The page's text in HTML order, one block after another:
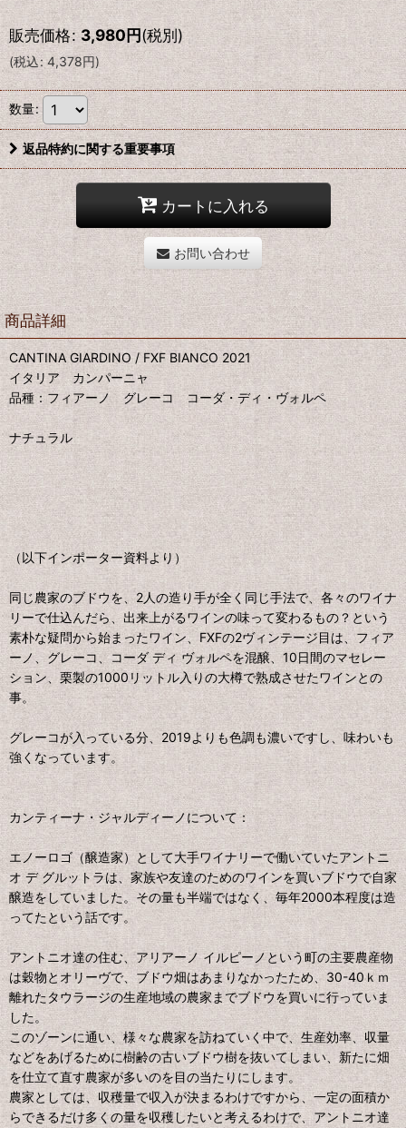
販売価格: 3,980円(税別)
(税込: 4,378円)
数量:
返品特約に関する重要事項
カートに入れる
お問い合わせ
商品詳細
CANTINA GIARDINO / FXF BIANCO 2021
イタリア カンパーニャ
品種：フィアーノ グレーコ コーダ・ディ・ヴォルペ
ナチュラル
（以下インポーター資料より）
同じ農家のブドウを、2人の造り手が全く同じ手法で、各々のワイナ
リーで仕込んだら、出来上がるワインの味って変わるもの？という
素朴な疑問から始まったワイン、FXFの2ヴィンテージ目は、フィア
ーノ、グレーコ、コーダ ディ ヴォルペを混醸、10日間のマセレー
ション、栗製の1000リットル入りの大樽で熟成させたワインとの
事。
グレーコが入っている分、2019よりも色調も濃いですし、味わいも
強くなっています。
カンティーナ・ジャルディーノについて：
エノーロゴ（醸造家）として大手ワイナリーで働いていたアントニ
オ デ グルットラは、家族や友達のためのワインを買いブドウで自家
醸造をしていました。その量も半端ではなく、毎年2000本程度は造
ってたという話です。
アントニオ達の住む、アリアーノ イルピーノという町の主要農産物
は穀物とオリーヴで、ブドウ畑はあまりなかったため、30-40ｋｍ
離れたタウラージの生産地域の農家までブドウを買いに行っていま
した。
このゾーンに通い、様々な農家を訪ねていく中で、生産効率、収量
などをあげるために樹齢の古いブドウ樹を抜いてしまい、新たに畑
を仕立て直す農家が多いのを目の当たりにします。
農家としては、収穫量で収入が決まるわけですから、一定の面積か
らできるだけ多くの量を収穫したいと考えるわけで、アントニオ達